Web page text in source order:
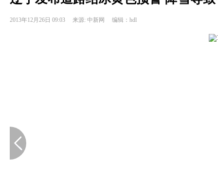
2013年12月26日 09:03 来源: 中新网 编辑：hdl